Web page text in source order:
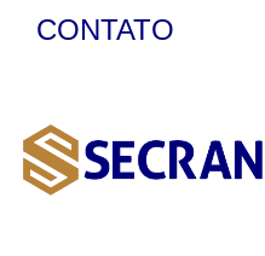
CONTATO